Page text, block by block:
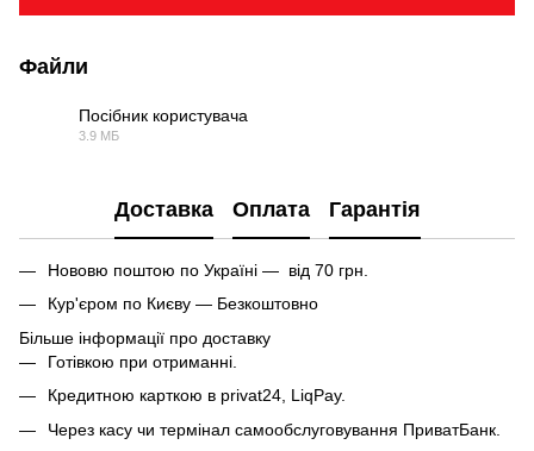
Файли
Посібник користувача
3.9 МБ
Доставка Оплата Гарантія
Нововю поштою по Україні — від 70 грн.
Кур'єром по Києву — Безкоштовно
Більше інформації про доставку
Готівкою при отриманні.
Кредитною карткою в privat24, LiqPay.
Через касу чи термінал самообслуговування ПриватБанк.